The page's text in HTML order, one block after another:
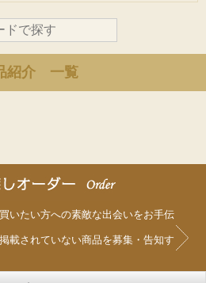
紹介 一覧
いたい方への素敵な出会いをお手伝
載されていない商品を募集・告知す
お探しものを承ります
スタッフブログ